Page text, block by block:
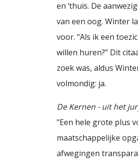
en ‘thuis. De
van een oog. Winter
voor. “Als ik een
willen huren?” Dit
zoek was, aldus
volmondig: ja.
De Kernen - uit het
"Een hele grote plus
maatschappelijke
afwegingen